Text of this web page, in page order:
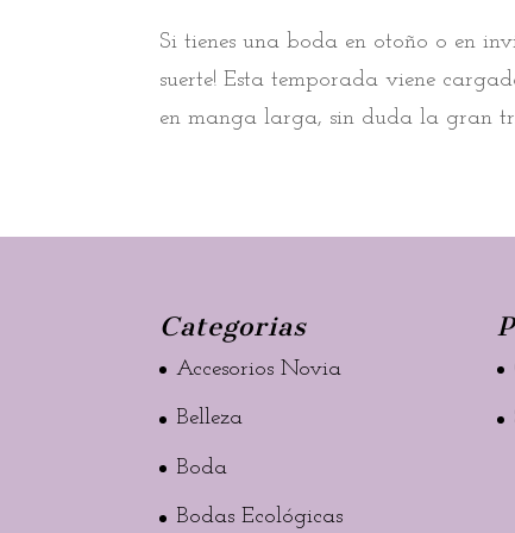
Si tienes una boda en otoño o en
suerte! Esta temporada viene
en manga larga, sin duda la gran
Categorias
Accesorios Novia
Belleza
Boda
Bodas Ecológicas